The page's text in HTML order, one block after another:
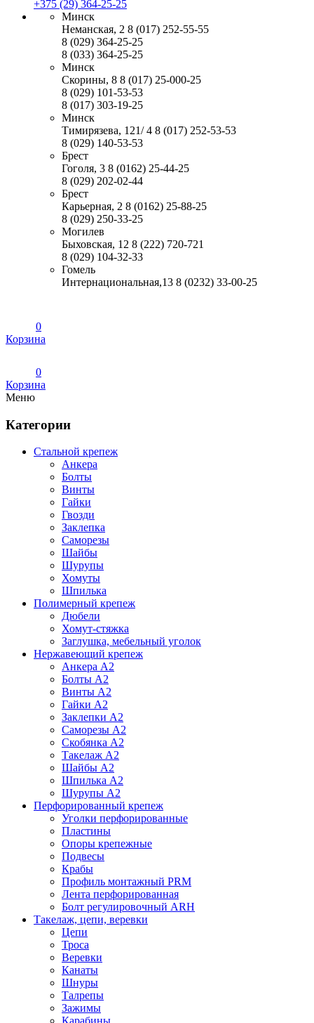
+375 (29) 364-25-25
Минск
Неманская, 2 8 (017) 252-55-55
8 (029) 364-25-25
8 (033) 364-25-25
Минск
Скорины, 8 8 (017) 25-000-25
8 (029) 101-53-53
8 (017) 303-19-25
Минск
Тимирязева, 121/ 4 8 (017) 252-53-53
8 (029) 140-53-53
Брест
Гоголя, 3 8 (0162) 25-44-25
8 (029) 202-02-44
Брест
Карьерная, 2 8 (0162) 25-88-25
8 (029) 250-33-25
Могилев
Быховская, 12 8 (222) 720-721
8 (029) 104-32-33
Гомель
Интернациональная,13 8 (0232) 33-00-25
0
Корзина
0
Корзина
Меню
Категории
Стальной крепеж
Анкера
Болты
Винты
Гайки
Гвозди
Заклепка
Саморезы
Шайбы
Шурупы
Хомуты
Шпилька
Полимерный крепеж
Дюбели
Хомут-стяжка
Заглушка, мебельный уголок
Нержавеющий крепеж
Анкера А2
Болты А2
Винты А2
Гайки А2
Заклепки А2
Саморезы А2
Скобянка А2
Такелаж А2
Шайбы А2
Шпилька А2
Шурупы А2
Перфорированный крепеж
Уголки перфорированные
Пластины
Опоры крепежные
Подвесы
Крабы
Профиль монтажный PRM
Лента перфорированная
Болт регулировочный ARH
Такелаж, цепи, веревки
Цепи
Троса
Веревки
Канаты
Шнуры
Талрепы
Зажимы